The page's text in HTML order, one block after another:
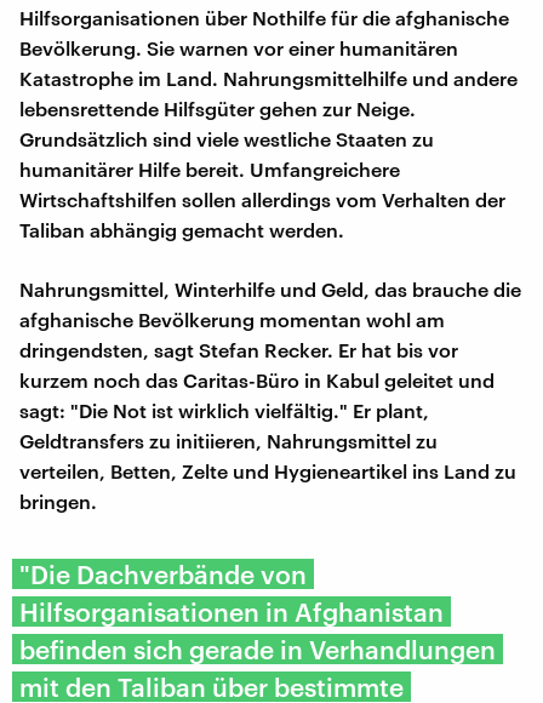
Hilfsorganisationen über Nothilfe für die afghanische
Bevölkerung. Sie warnen vor einer humanitären
Katastrophe im Land. Nahrungsmittelhilfe und andere
lebensrettende Hilfsgüter gehen zur Neige.
Grundsätzlich sind viele westliche Staaten zu
humanitärer Hilfe bereit. Umfangreichere
Wirtschaftshilfen sollen allerdings vom Verhalten der
Taliban abhängig gemacht werden.
Nahrungsmittel, Winterhilfe und Geld, das brauche die
afghanische Bevölkerung momentan wohl am
dringendsten, sagt Stefan Recker. Er hat bis vor
kurzem noch das Caritas-Büro in Kabul geleitet und
sagt: "Die Not ist wirklich vielfältig." Er plant,
Geldtransfers zu initiieren, Nahrungsmittel zu
verteilen, Betten, Zelte und Hygieneartikel ins Land zu
bringen.
"Die Dachverbände von
Hilfsorganisationen in Afghanistan
befinden sich gerade in Verhandlungen
mit den Taliban über bestimmte